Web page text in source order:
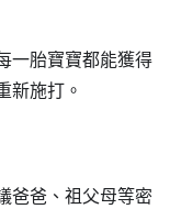
一胎寶寶都能獲得
新施打。
爸爸、祖父母等密